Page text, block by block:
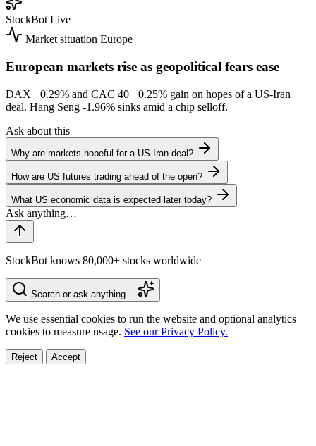
StockBot Live
Market situation Europe
European markets rise as geopolitical fears ease
DAX +0.29% and CAC 40 +0.25% gain on hopes of a US-Iran
deal. Hang Seng -1.96% sinks amid a chip selloff.
Ask about this
Why are markets hopeful for a US-Iran deal?
How are US futures trading ahead of the open?
What US economic data is expected later today?
StockBot knows 80,000+ stocks worldwide
Search or ask anything…
We use essential cookies to run the website and optional analytics
cookies to measure usage. See our Privacy Policy.
Reject Accept